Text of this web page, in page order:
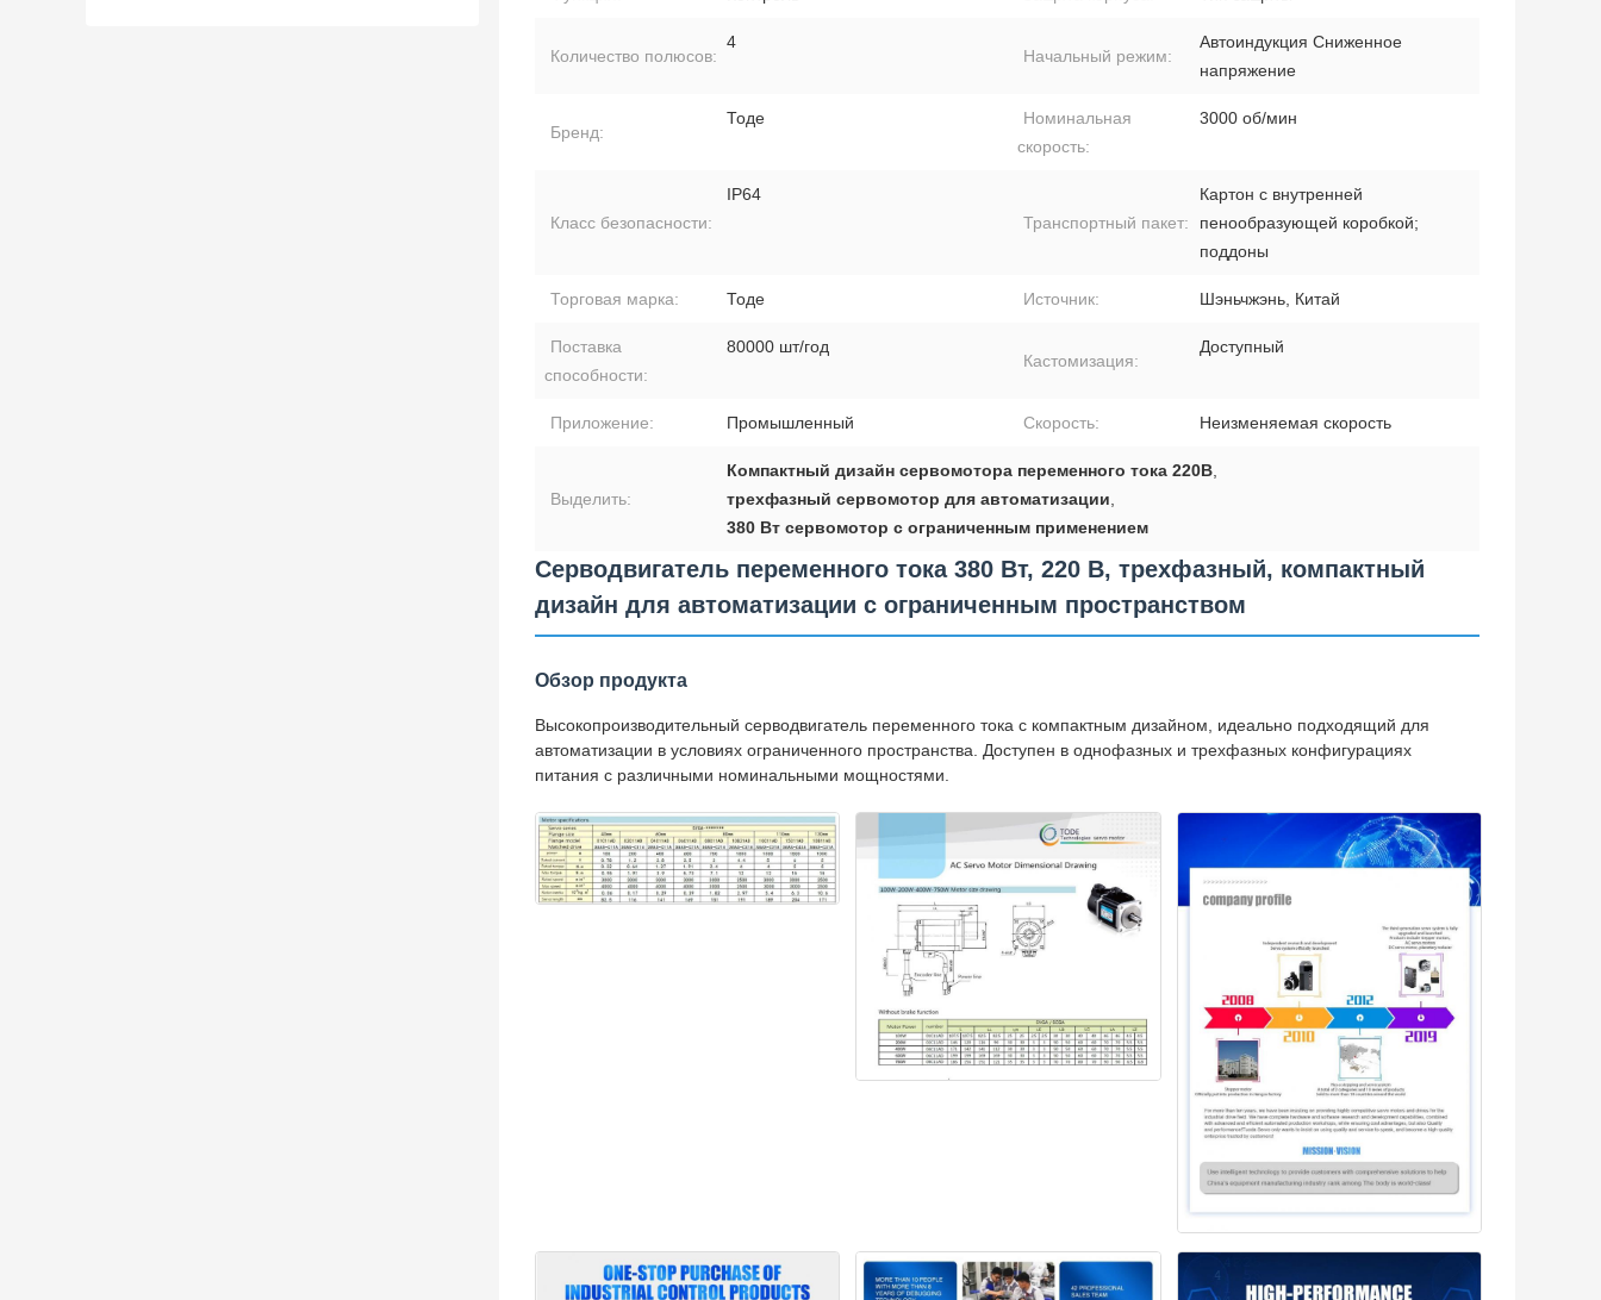
Количество полюсов:
4
Начальный режим:
Автоиндукция Сниженное
напряжение
Бренд:
Тоде
Номинальная
скорость:
3000 об/мин
Класс безопасности:
IP64
Транспортный пакет:
Картон с внутренней
пенообразующей коробкой;
поддоны
Торговая марка: Тоде Источник: Шэньчжэнь, Китай
Поставка
способности:
80000 шт/год
Кастомизация:
Доступный
Приложение: Промышленный Скорость: Неизменяемая скорость
Выделить:
Компактный дизайн сервомотора переменного тока 220В
трехфазный сервомотор для автоматизации
380 Вт сервомотор с ограниченным применением
Серводвигатель переменного тока 380 Вт, 220 В, трехфазный, компактный
дизайн для автоматизации с ограниченным пространством
Обзор продукта
Высокопроизводительный серводвигатель переменного тока с компактным дизайном, идеально подходящий для
автоматизации в условиях ограниченного пространства. Доступен в однофазных и трехфазных конфигурациях
питания с различными номинальными мощностями.